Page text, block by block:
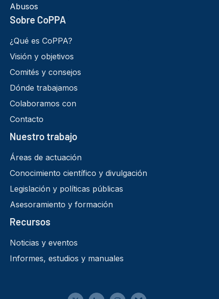
Abusos
Sobre CoPPA
¿Qué es CoPPA?
Visión y objetivos
Comités y consejos
Dónde trabajamos
Colaboramos con
Contacto
Nuestro trabajo
Áreas de actuación
Conocimiento científico y divulgación
Legislación y políticas públicas
Asesoramiento y formación
Recursos
Noticias y eventos
Informes, estudios y manuales